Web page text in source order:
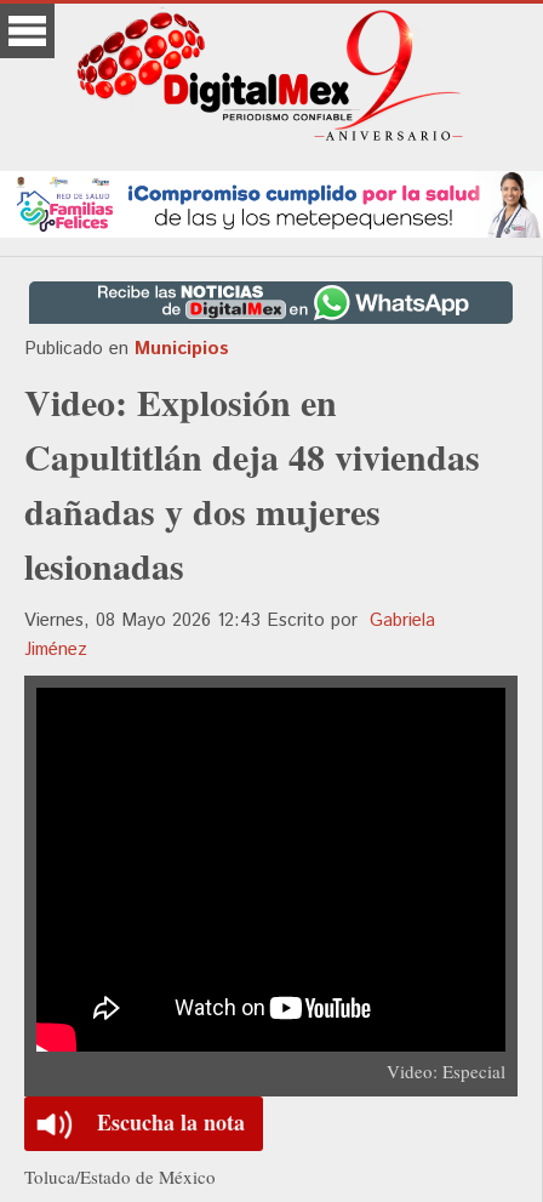
Publicado en Municipios
Video: Explosión en
Capultitlán deja 48 viviendas
dañadas y dos mujeres
lesionadas
Viernes, 08 Mayo 2026 12:43 Escrito por Gabriela
Jiménez
Video: Especial
Escucha la nota
Toluca/Estado de México